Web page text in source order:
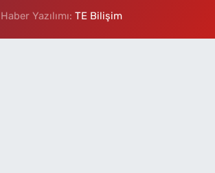
Haber Yazılımı:TE Bilişim